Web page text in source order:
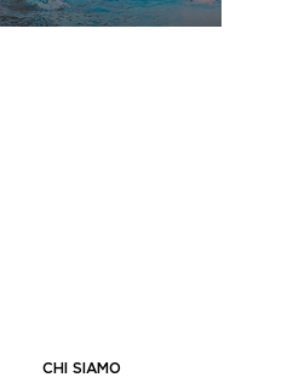
CHI SIAMO